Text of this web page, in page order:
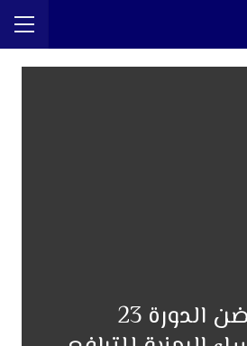
مراكش تحتضن الدورة 23